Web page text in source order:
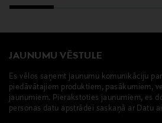
JAUNUMU VĒSTULE
Es vēlos saņemt jaunumu komunikāciju
piedāvātajiem produktiem, pasākumiem,
jaunumiem. Pierakstoties jaunumiem, es
personas datu apstrādei saskaņā ar Datu